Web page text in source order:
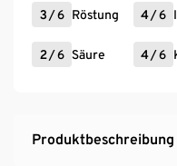
3 /6 Röstung 4/6
2 /6 Säure 4/6
Produktbeschreibung